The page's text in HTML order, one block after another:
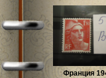
Франция